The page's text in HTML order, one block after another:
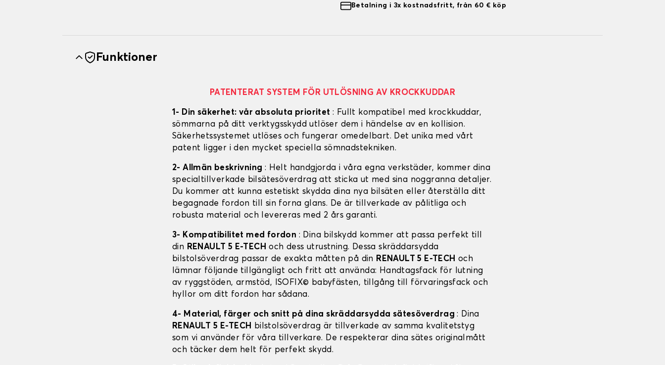
Betalning i 3x kostnadsfritt, från 60 € köp
Funktioner
PATENTERAT SYSTEM FÖR UTLÖSNING AV KROCKKUDDAR
1- Din säkerhet: vår absoluta prioritet : Fullt kompatibel med krockkuddar,
sömmarna på ditt verktygsskydd utlöser dem i händelse av en kollision.
Säkerhetssystemet utlöses och fungerar omedelbart. Det unika med vårt
patent ligger i den mycket speciella sömnadstekniken.
2- Allmän beskrivning : Helt handgjorda i våra egna verkstäder, kommer dina
specialtillverkade bilsätesöverdrag att sticka ut med sina noggranna detaljer.
Du kommer att kunna estetiskt skydda dina nya bilsäten eller återställa ditt
begagnade fordon till sin forna glans. De är tillverkade av pålitliga och
robusta material och levereras med 2 års garanti.
3- Kompatibilitet med fordon : Dina bilskydd kommer att passa perfekt till
din RENAULT 5 E-TECH och dess utrustning. Dessa skräddarsydda
bilstolsöverdrag passar de exakta måtten på din RENAULT 5 E-TECH och
lämnar följande tillgängligt och fritt att använda: Handtagsfack för lutning
av ryggstöden, armstöd, ISOFIX© babyfästen, tillgång till förvaringsfack och
hyllor om ditt fordon har sådana.
4- Material, färger och snitt på dina skräddarsydda sätesöverdrag: Dina
RENAULT 5 E-TECH bilstolsöverdrag är tillverkade av samma kvalitetstyg
som vi använder för våra tillverkare. De respekterar dina sätes originalmått
och täcker dem helt för perfekt skydd.